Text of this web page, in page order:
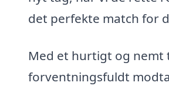
det perfekte match for
Med et hurtigt og nemt
forventningsfuldt